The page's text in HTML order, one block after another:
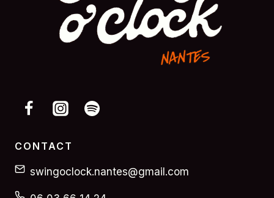
CONTACT
swingoclock.nantes@gmail.com